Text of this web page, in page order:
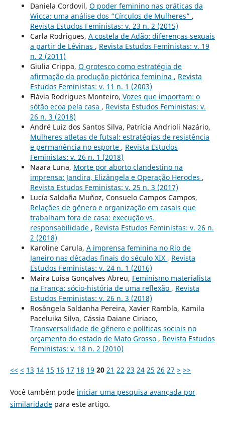
Daniela Cordovil, O poder feminino nas práticas da
Wicca: uma análise dos “Círculos de Mulheres” ,
Revista Estudos Feministas: v. 23 n. 2 (2015)
Carla Rodrigues, A costela de Adão: diferenças sexuais
a partir de Lévinas , Revista Estudos Feministas: v. 19
n. 2 (2011)
Giulia Crippa, O grotesco como estratégia de
afirmação da produção pictórica feminina , Revista
Estudos Feministas: v. 11 n. 1 (2003)
Flávia Rodrigues Monteiro, Vozes que importam: o
sótão ecoa pela casa , Revista Estudos Feministas: v.
26 n. 3 (2018)
André Luiz dos Santos Silva, Patrícia Andrioli Nazário,
Mulheres atletas de futsal: estratégias de resistência
e permanência no esporte , Revista Estudos
Feministas: v. 26 n. 1 (2018)
Naara Luna, Morte por aborto clandestino na
imprensa: Jandira, Elizângela e Operação Herodes ,
Revista Estudos Feministas: v. 25 n. 3 (2017)
Lucía Saldaña Muñoz, Consuelo Campos Campos,
Relações de gênero e organização em casais que
trabalham fora de casa: execução vs.
responsabilidade , Revista Estudos Feministas: v. 26 n.
2 (2018)
Karoline Carula, A imprensa feminina no Rio de
Janeiro nas décadas finais do século XIX , Revista
Estudos Feministas: v. 24 n. 1 (2016)
Maira Luisa Gonçalves Abreu, Feminismo materialista
na França: sócio-história de uma reflexão , Revista
Estudos Feministas: v. 26 n. 3 (2018)
Rosângela Saldanha Pereira, Xavier Rambla, Kamila
Paceluika Silva, Cássia Daiane Ciriaco,
Transversalidade de gênero e políticas sociais no
orçamento do estado de Mato Grosso , Revista Estudos
Feministas: v. 18 n. 2 (2010)
<< < 13 14 15 16 17 18 19 20 21 22 23 24 25 26 27 > >>
Você também pode iniciar uma pesquisa avançada por
similaridadepara este artigo.